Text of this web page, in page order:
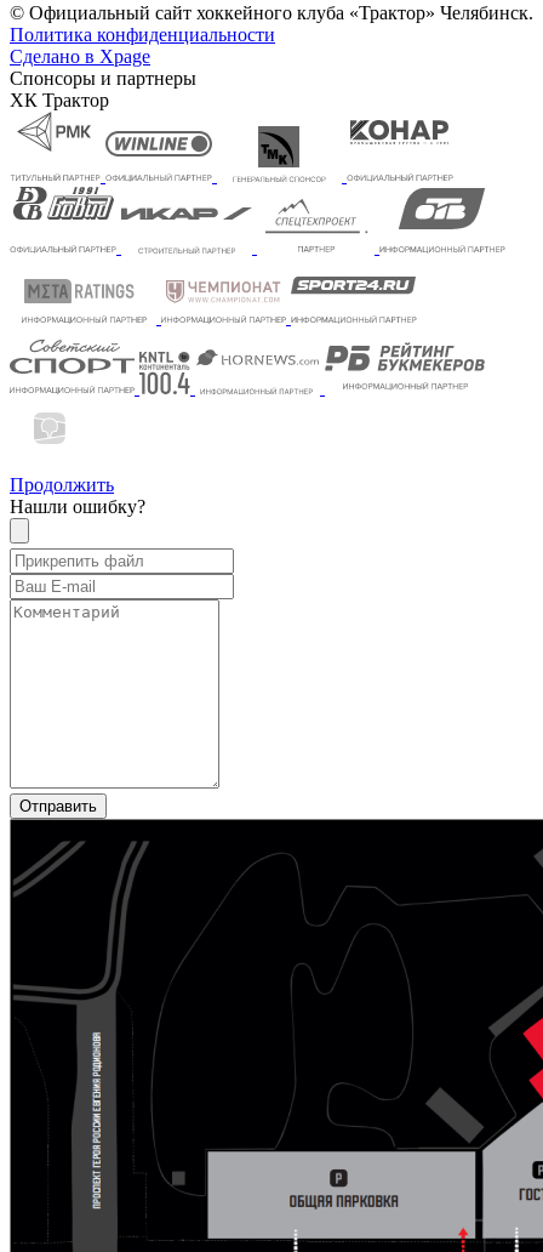
© Официальный сайт хоккейного клуба «Трактор» Челябинск.
Политика конфиденциальности
Сделано в Xpage
Спонсоры и партнеры
ХК Трактор
Продолжить
Нашли ошибку?